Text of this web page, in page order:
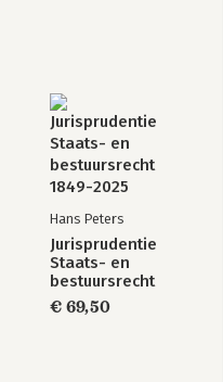
Hans Peters
Jurisprudentie
Staats- en
bestuursrecht
1849-2025
€ 69,50